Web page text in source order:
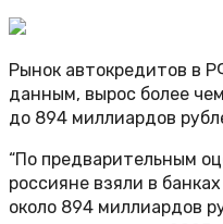
Рынок автокредитов в
данным, вырос более
до 894 миллиардов
“По предварительным
россияне взяли в
около 894 миллиардов